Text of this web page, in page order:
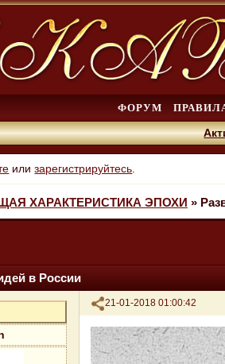
ФОРУМ
илизарегистрируйтесь
ХАРАКТЕРИСТИКА ЭПОХИ »
в России
Поделиться
21-01-2018 01:00:42